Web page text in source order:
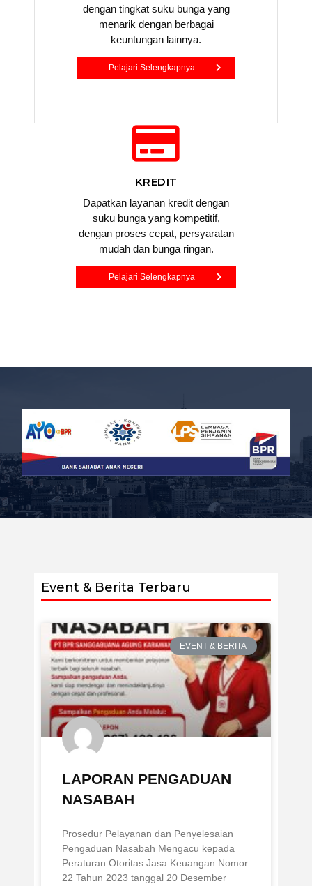
dengan tingkat suku bunga yang
menarik dengan berbagai
keuntungan lainnya.
Pelajari Selengkapnya
KREDIT
Dapatkan layanan kredit dengan
suku bunga yang kompetitif,
dengan proses cepat, persyaratan
mudah dan bunga ringan.
Pelajari Selengkapnya
Event & Berita Terbaru
EVENT & BERITA
LAPORAN PENGADUAN
NASABAH
Prosedur Pelayanan dan Penyelesaian
Pengaduan Nasabah Mengacu kepada
Peraturan Otoritas Jasa Keuangan Nomor
22 Tahun 2023 tanggal 20 Desember